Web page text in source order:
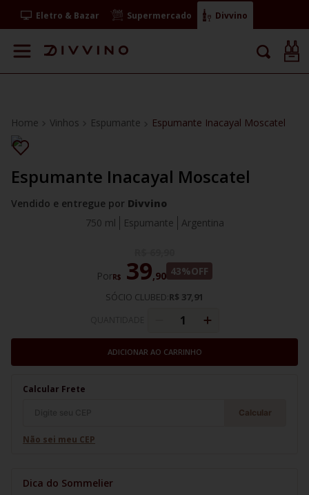
Eletro & Bazar Supermercado Divvino
Vinhos Espumante Espumante Inacayal Moscatel
Espumante Inacayal Moscatel
Vendido e entregue por Divvino
Espumante
Argentina
750 ml
PorR$ 39,90 43%OFF
SÓCIO CLUBED:R$ 37,91
ADICIONAR AO CARRINHO
Calcular Frete
Calcular
Não sei meu CEP